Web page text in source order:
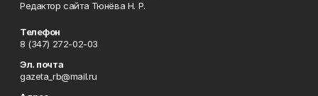
Редактор сайта Тюнёва Н. Р.
Телефон
8 (347) 272-02-03
Эл. почта
gazeta_rb@mail.ru